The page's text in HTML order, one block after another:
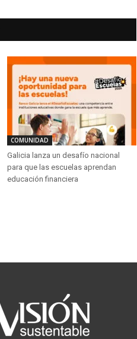
COMUNIDAD
Galicia lanza un desafío nacional
para que las escuelas aprendan
educación financiera